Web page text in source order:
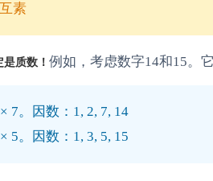
素
质数！ 例如，考虑数字14和15。
7。因数：1, 2, 7, 14
5。因数：1, 3, 5, 15